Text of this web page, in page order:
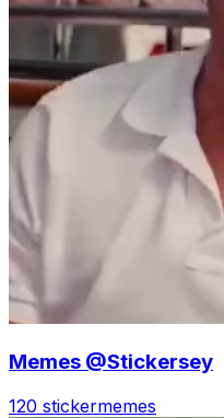
Memes @Stickersey
120 stickermemes